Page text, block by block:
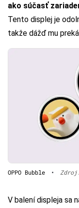
ako súčasť
Tento displej je
takže dážď mu
OPPO Bubble • Zdroj:
V balení displeja sa